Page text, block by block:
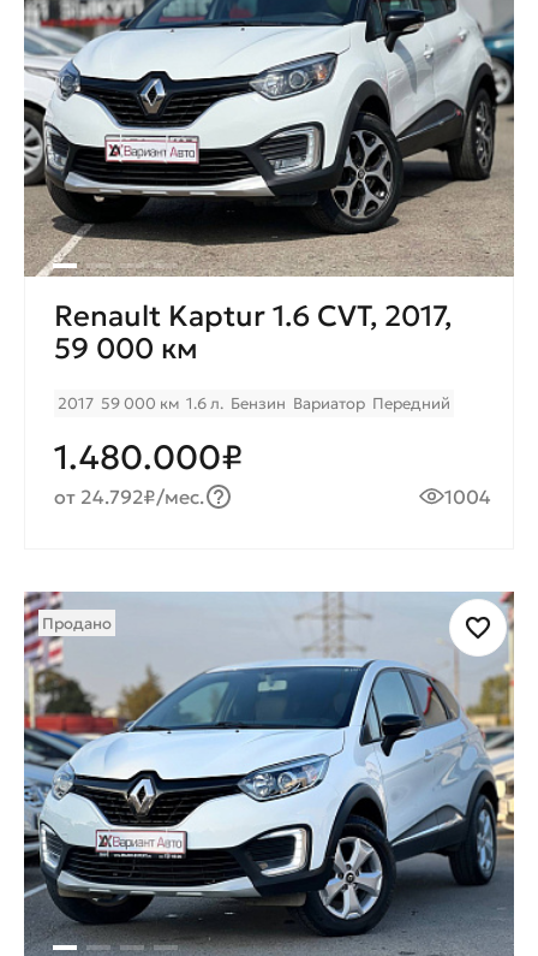
Renault Kaptur 1.6 CVT, 2017,
59 000 км
2017 59 000 км 1.6 л. Бензин Вариатор Передний
1.480.000₽
от 24.792₽/мес. 1004
Продано